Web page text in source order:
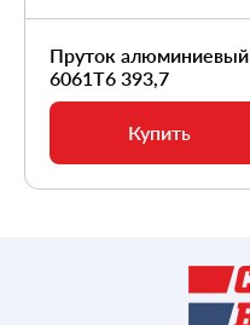
Пруток алюминиевый
6061Т6 393,7
Купить